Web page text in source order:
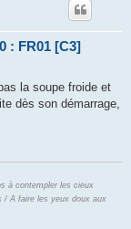
: FR01 [C3]
la soupe froide et
dès son démarrage,
à contempler les cieux
/ A faire les yeux doux aux